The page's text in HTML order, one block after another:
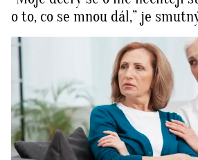
o to, co se mnou dál,” je